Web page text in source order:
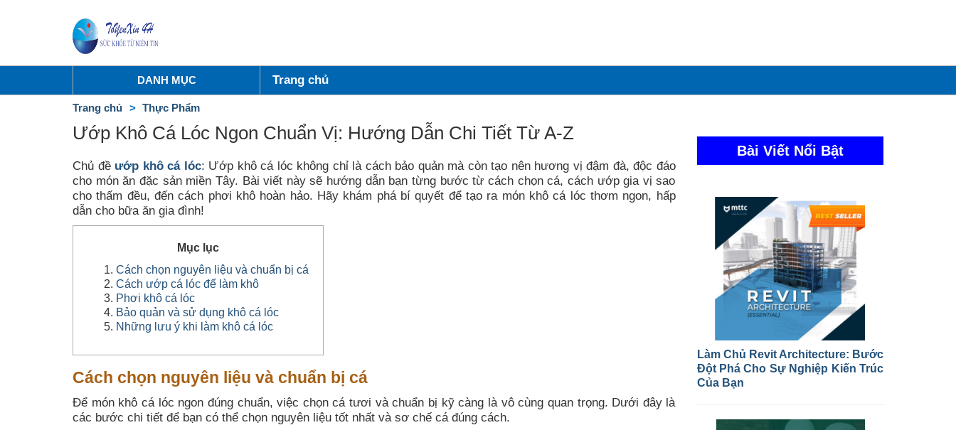
DANH MỤC Trang chủ
Trang chủ Thực Phẩm
Ướp Khô Cá Lóc Ngon Chuẩn Vị: Hướng Dẫn Chi Tiết Từ A-Z
Chủ đề ướp khô cá lóc: Ướp khô cá lóc không chỉ là cách bảo quản mà còn tạo nên hương vị đậm đà, độc đáo
cho món ăn đặc sản miền Tây. Bài viết này sẽ hướng dẫn bạn từng bước từ cách chọn cá, cách ướp gia vị sao
cho thấm đều, đến cách phơi khô hoàn hảo. Hãy khám phá bí quyết để tạo ra món khô cá lóc thơm ngon, hấp
dẫn cho bữa ăn gia đình!
Mục lục
Cách chọn nguyên liệu và chuẩn bị cá
Cách ướp cá lóc để làm khô
Phơi khô cá lóc
Bảo quản và sử dụng khô cá lóc
Những lưu ý khi làm khô cá lóc
Cách chọn nguyên liệu và chuẩn bị cá
Để món khô cá lóc ngon đúng chuẩn, việc chọn cá tươi và chuẩn bị kỹ càng là vô cùng quan trọng. Dưới đây là
các bước chi tiết để bạn có thể chọn nguyên liệu tốt nhất và sơ chế cá đúng cách.
Bài Viết Nổi Bật
Làm Chủ Revit Architecture: Bước
Đột Phá Cho Sự Nghiệp Kiến Trúc
Của Bạn